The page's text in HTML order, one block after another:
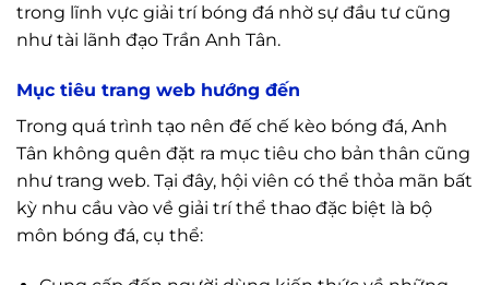
trong lĩnh vực giải trí bóng đá nhờ sự đầu tư cũng
như tài lãnh đạo Trần Anh Tân.
Mục tiêu trang web hướng đến
Trong quá trình tạo nên đế chế kèo bóng đá, Anh
Tân không quên đặt ra mục tiêu cho bản thân cũng
như trang web. Tại đây, hội viên có thể thỏa mãn bất
kỳ nhu cầu vào về giải trí thể thao đặc biệt là bộ
môn bóng đá, cụ thể: